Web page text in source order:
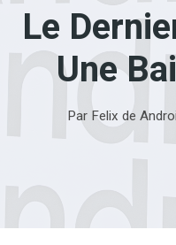
Le
Une
Par Felix de